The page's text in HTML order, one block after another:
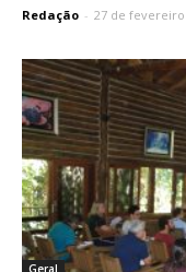
Redação - 27 de fevereiro